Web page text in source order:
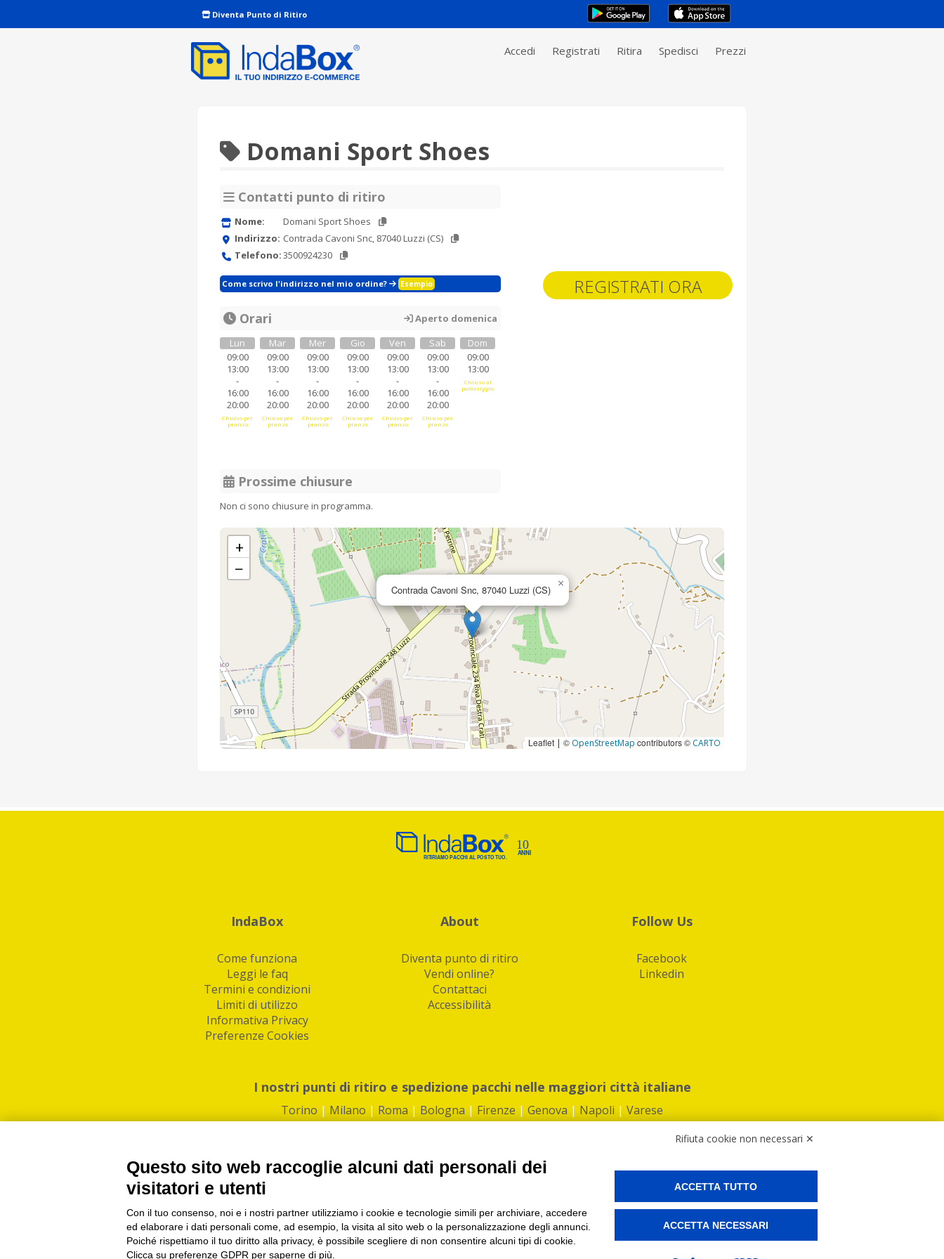
Diventa Punto di Ritiro
Accedi Registrati Ritira Spedisci Prezzi
REGISTRATI ORA
Domani Sport Shoes
Contatti punto di ritiro
Nome:
Domani Sport Shoes
Indirizzo: Contrada Cavoni Snc, 87040 Luzzi (CS)
Telefono:3500924230
Come scrivo l'indirizzo nel mio ordine? Esempio
Orari
Aperto domenica
Lun
09:00
13:00
-
16:00
20:00
Chiuso per
pranzo
Mar
09:00
13:00
-
16:00
20:00
Chiuso per
pranzo
Mer
09:00
13:00
-
16:00
20:00
Chiuso per
pranzo
Gio
09:00
13:00
-
16:00
20:00
Chiuso per
pranzo
Ven
09:00
13:00
-
16:00
20:00
Chiuso per
pranzo
Sab
09:00
13:00
-
16:00
20:00
Chiuso per
pranzo
Dom
09:00
13:00
Chiuso al
pomeriggio
Prossime chiusure
Non ci sono chiusure in programma.
Contrada Cavoni Snc, 87040 Luzzi (CS) ×
+
−
Leaflet | © OpenStreetMapcontributors © CARTO
IndaBox
Come funziona
Leggi le faq
Termini e condizioni
Limiti di utilizzo
Informativa Privacy
Preferenze Cookies
About
Diventa punto di ritiro
Vendi online?
Contattaci
Accessibilità
Follow Us
Facebook
Linkedin
I nostri punti di ritiro e spedizione pacchi nelle maggiori città italiane
Torino | Milano | Roma | Bologna | Firenze | Genova | Napoli | Varese
PI/CF/N°Iscr.: 10821360012 | REA: RM 1494760 | Cap.Soc.: 50.000€ |Whistleblowing|Privacy|Preferenze Cookies
IndaBox | Oltre 11.500 punti di ritiro tra Bar, Tabaccai, Edicole e Kipoint per ritirare i tuoi acquisti online e spedire i tuoi pacchi.
Rifiuta cookie non necessari ✕
Questo sito web raccoglie alcuni dati personali dei
visitatori e utenti
Con il tuo consenso, noi e i nostri partner utilizziamo i cookie e tecnologie simili per archiviare, accedere
ed elaborare i dati personali come, ad esempio, la visita al sito web o la personalizzazione degli annunci.
Poiché rispettiamo il tuo diritto alla privacy, è possibile scegliere di non consentire alcuni tipi di cookie.
Clicca su preferenze GDPR per saperne di più.
ACCETTA TUTTO
ACCETTA NECESSARI